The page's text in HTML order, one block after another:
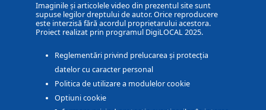
Imaginile și articolele video din prezentul site sunt
supuse legilor dreptului de autor. Orice reproducere
este interzisă fără acordul proprietarului acestora.
Proiect realizat prin programul DigiLOCAL 2025.
Reglementări privind prelucarea și protecția
datelor cu caracter personal
Politica de utilizare a modulelor cookie
Optiuni cookie